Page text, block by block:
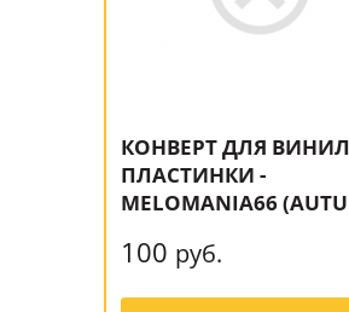
КОНВЕРТ ДЛЯ
ПЛАСТИНКИ -
MELOMANIA66
100 руб.